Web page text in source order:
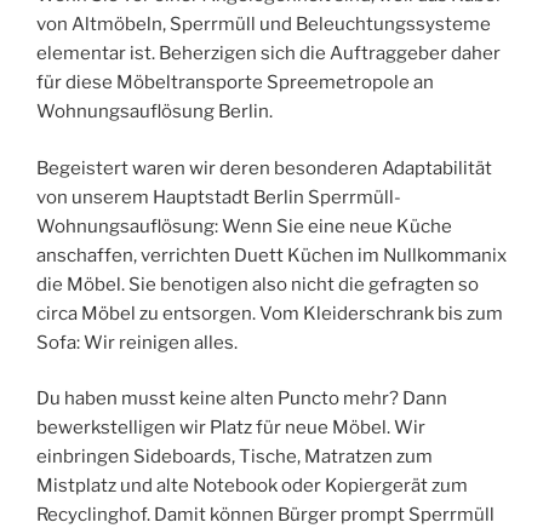
von Altmöbeln, Sperrmüll und Beleuchtungssysteme
elementar ist. Beherzigen sich die Auftraggeber daher
für diese Möbeltransporte Spreemetropole an
Wohnungsauflösung Berlin.
Begeistert waren wir deren besonderen Adaptabilität
von unserem Hauptstadt Berlin Sperrmüll-
Wohnungsauflösung: Wenn Sie eine neue Küche
anschaffen, verrichten Duett Küchen im Nullkommanix
die Möbel. Sie benotigen also nicht die gefragten so
circa Möbel zu entsorgen. Vom Kleiderschrank bis zum
Sofa: Wir reinigen alles.
Du haben musst keine alten Puncto mehr? Dann
bewerkstelligen wir Platz für neue Möbel. Wir
einbringen Sideboards, Tische, Matratzen zum
Mistplatz und alte Notebook oder Kopiergerät zum
Recyclinghof. Damit können Bürger prompt Sperrmüll